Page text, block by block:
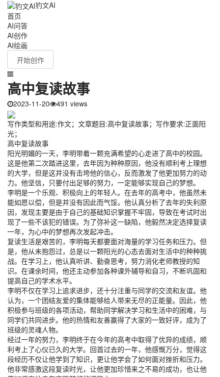
钓文AI
首页
AI问答
AI创作
AI绘画
开始创作
高中复读故事
2023-11-20 491 views
写作类型和用途:作文；文章题目:高中复读故事；写作要求:正面阳
光；
高中复读故事
阳光明媚的一天，李明带着一颗充满希望的心走进了高中的校园。
这是他第二次踏进这里，去年因为种种原因，他没有顺利考上理想
的大学，但是这并没有击垮他的信心，反而激发了他更加努力的动
力。他坚信，只要付出足够的努力，一定能够实现自己的梦想。
李明是一个乐观、积极向上的年轻人。在去年的高考中，他虽然未
能如愿以偿，但是并没有因此而气馁。他认真分析了去年的失利原
因，发现主要是由于自己的基础知识掌握不牢固，导致在考试时出
现了一些不该犯的错误。为了弥补这一缺陷，他毅然决定选择复读
一年，为心中的梦想再次发起冲击。
复读生活是艰苦的，李明每天都要面对海量的学习任务和压力。但
是，他从未抱怨过，总是以一颗阳光的心态去面对生活中的种种挑
战。在学习上，他认真听讲、勤奋思考，努力消化老师教授的知
识。在课余时间，他还主动参加各种课外辅导和自习，不断巩固和
提高自己的学术水平。
李明不仅在学习上追求进步，还十分注重与同学的交流和友谊。他
认为，一个团结友爱的集体能够给人带来无尽的正能量。因此，他
积极参与班级的各项活动，帮助同学解决学习和生活中的困难，与
同学们共同进步。他的热情和友善赢得了大家的一致好评，成为了
班级的灵魂人物。
经过一年的努力，李明终于在今年的高考中取得了优异的成绩，顺
利考上了心仪已久的大学。回首过去的一年，他感慨万分，觉得这
段经历不仅让他学到了知识，更让他学会了如何面对挫折和压力。
他非常感激这段复读时光，让他更加珍惜来之不易的成功，也让他